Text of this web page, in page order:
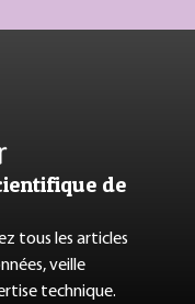
de
tous les articles
veille
technique.